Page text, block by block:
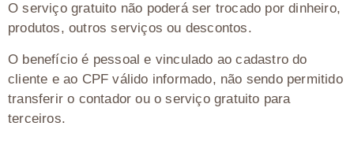
O serviço gratuito não poderá ser trocado por dinheiro,
produtos, outros serviços ou descontos.
O benefício é pessoal e vinculado ao cadastro do
cliente e ao CPF válido informado, não sendo permitido
transferir o contador ou o serviço gratuito para
terceiros.